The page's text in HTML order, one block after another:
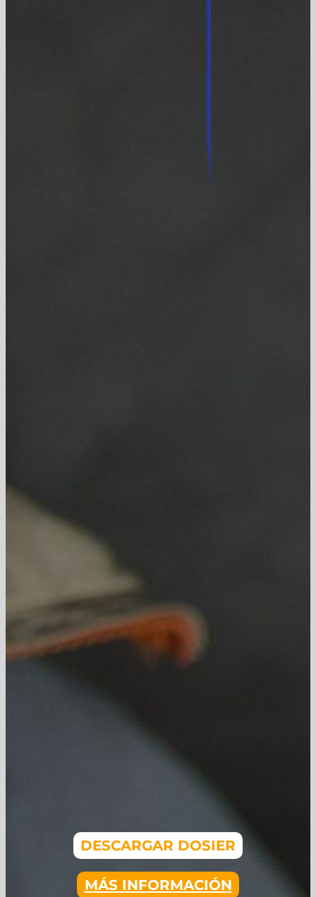
DESCARGAR DOSIER
MÁS INFORMACIÓN